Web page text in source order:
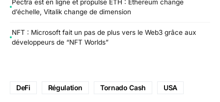
Pectra est en ligne et propulse ETH : Ethereum change
d’échelle, Vitalik change de dimension
NFT : Microsoft fait un pas de plus vers le Web3 grâce aux
développeurs de “NFT Worlds”
DeFi Régulation Tornado Cash USA